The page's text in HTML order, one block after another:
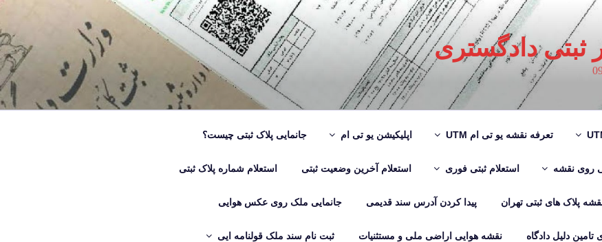
ثبتی دادگستری
تعرفه نقشه یو تی ام UTM اپلیکیشن یو تی ام جانمایی پلاک ثبتی چیست؟
روی نقشه استعلام ثبتی فوری استعلام آخرین وضعیت ثبتی استعلام شماره پلاک ثبتی
نقشه پلاک های ثبتی تهران پیدا کردن آدرس سند قدیمی جانمایی ملک روی عکس هوایی
تامین دلیل دادگاه نقشه هوایی اراضی ملی و مستثنیات ثبت نام سند ملک قولنامه ایی